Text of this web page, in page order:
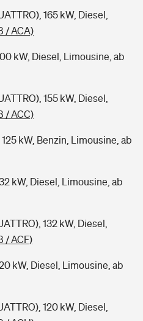
165 kW, Diesel,
/ ACA)
kW, Diesel, Limousine, ab
155 kW, Diesel,
/ ACC)
kW, Benzin, Limousine, ab
kW, Diesel, Limousine, ab
132 kW, Diesel,
/ ACF)
kW, Diesel, Limousine, ab
120 kW, Diesel,